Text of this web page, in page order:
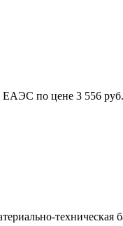
ЕАЭС по цене 3 556 руб.
техническая